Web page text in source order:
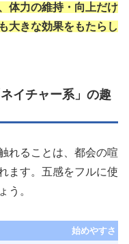
体力の維持・向上だけ
大きな効果をもたらし
イチャー系」の趣
れることは、都会の喧
ます。五感をフルに使
う。
始めやすさ